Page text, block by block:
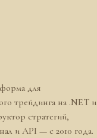
для
трейдинга на .NET и
стратегий,
и API — с 2010 года.